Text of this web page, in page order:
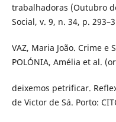
trabalhadoras (Outubro
Social, v. 9, n. 34, p.
VAZ, Maria João. Crime e
POLÓNIA, Amélia et al.
deixemos petrificar.
de Victor de Sá. Porto: